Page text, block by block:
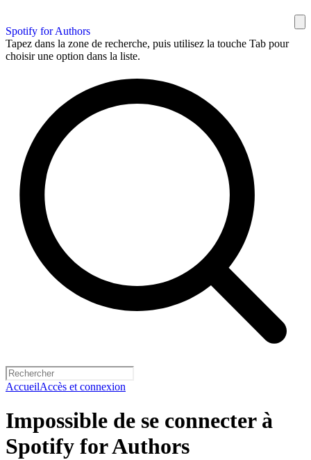
Spotify for Authors
Tapez dans la zone de recherche, puis utilisez la touche Tab pour
choisir une option dans la liste.
AccueilAccès et connexion
Impossible de se connecter à
Spotify for Authors